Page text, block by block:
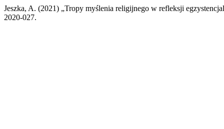
Jeszka, A. (2021) „Tropy myślenia religijnego w refleksji
2020-027.